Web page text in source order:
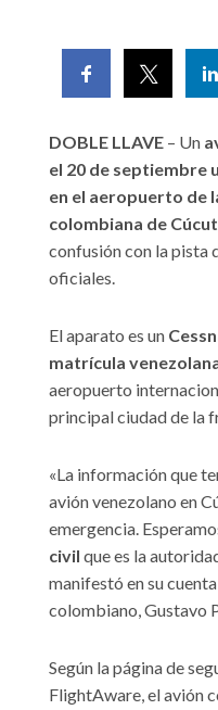
DOBLE LLAVE – Un
el 20 de septiembre
en el aeropuerto de
colombiana de
confusión con la pista
oficiales.
El aparato es un
matrícula
aeropuerto
principal ciudad de la
«La información que
avión venezolano en
emergencia.
civil que es la
manifestó en su
colombiano, Gustavo
Según la página de
FlightAware, el avión